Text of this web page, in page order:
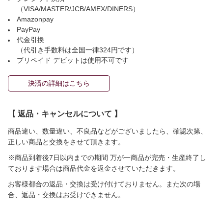
（VISA/MASTER/JCB/AMEX/DINERS）
Amazonpay
PayPay
代金引換
（代引き手数料は全国一律324円です）
プリペイド デビットは使用不可です
決済の詳細はこちら
【 返品・キャンセルについて 】
商品違い、数量違い、不良品などがございましたら、確認次第、
正しい商品と交換をさせて頂きます。
※商品到着後7日以内までの期間 万が一商品が完売・生産終了し
ております場合は商品代金を返金させていただきます。
お客様都合の返品・交換は受け付けておりません。また次の場
合、返品・交換はお受けできません。